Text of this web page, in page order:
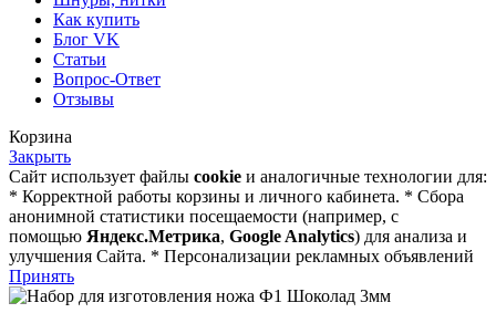
Как купить
Блог VK
Статьи
Вопрос-Ответ
Отзывы
Корзина
Закрыть
Сайт использует файлы cookie и аналогичные технологии для:
* Корректной работы корзины и личного кабинета. * Сбора
анонимной статистики посещаемости (например, с
помощью Яндекс.Метрика, Google Analytics) для анализа и
улучшения Сайта. * Персонализации рекламных объявлений
Принять